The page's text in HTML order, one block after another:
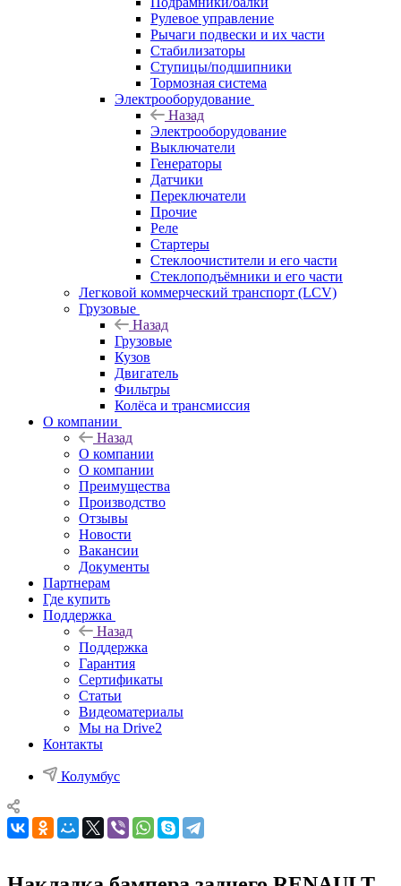
Рулевое управление
Рычаги подвески и их части
Стабилизаторы
Ступицы/подшипники
Тормозная система
Электрооборудование
Назад
Электрооборудование
Выключатели
Генераторы
Датчики
Переключатели
Прочие
Реле
Стартеры
Стеклоочистители и его части
Стеклоподъёмники и его части
Легковой коммерческий транспорт (LCV)
Грузовые
Назад
Грузовые
Кузов
Двигатель
Фильтры
Колёса и трансмиссия
О компании
Назад
О компании
О компании
Преимущества
Производство
Отзывы
Новости
Вакансии
Документы
Партнерам
Где купить
Поддержка
Назад
Поддержка
Гарантия
Сертификаты
Статьи
Видеоматериалы
Мы на Drive2
Контакты
Колумбус